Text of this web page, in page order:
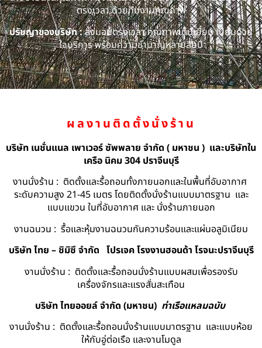
ตรงเวลา ด้วยทีมงานคุณภาพ
ปรัชญาของบริษัท :ส่งมอบตรงเวลา คุณภาพเต็มเยี่ยม เปี่ยมด้วย
ใจบริการ พร้อมความชำนาญหลายสิบปี
ผลงานติดตั้งนั่งร้าน
บริษัท เนชั่นแนล เพาเวอร์ ซัพพลาย จำกัด ( มหาชน ) และบริษัทใน
เครือ นิคม 304 ปราจีนบุรี
งานนั่งร้าน : ติดตั้งและรื้อถอนทั้งภายนอกและในพื้นที่อับอากาศ
ระดับความสูง 21-45 เมตร โดยติดตั้งนั่งร้านแบบมาตรฐาน และ
แบบแขวน ในที่อับอากาศ และ นั่งร้านภายนอก
งานฉนวน : รื้อและหุ้มงานฉนวนกันความร้อนและแผ่นอลูมิเนียม
บริษัท ไทย – ชิมิซึ จำกัด โปรเจค โรงงานฮอนด้า โรจนะปราจีนบุรี
งานนั่งร้าน : ติดตั้งและรื้อถอนนั่งร้านแบบผสมเพื่อรองรับ
เครื่องจักรและแรงสั่นสะเทือน
บริษัท ไทยออยล์ จํากัด (มหาชน) ท่าเรือแหลมฉบับ
งานนั่งร้าน : ติดตั้งและรื้อถอนนั่งร้านแบบมาตรฐาน และแบบห้อย
ให้กับอู่ต่อเรือ และงานโมดูล